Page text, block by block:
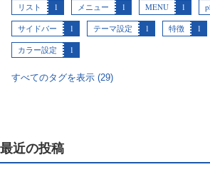
リスト
1 メニュー 1 MENU 1
サイドバー
1 テーマ設定 1 特徴 1
カラー設定
1
すべてのタグを表示 (29)
最近の投稿